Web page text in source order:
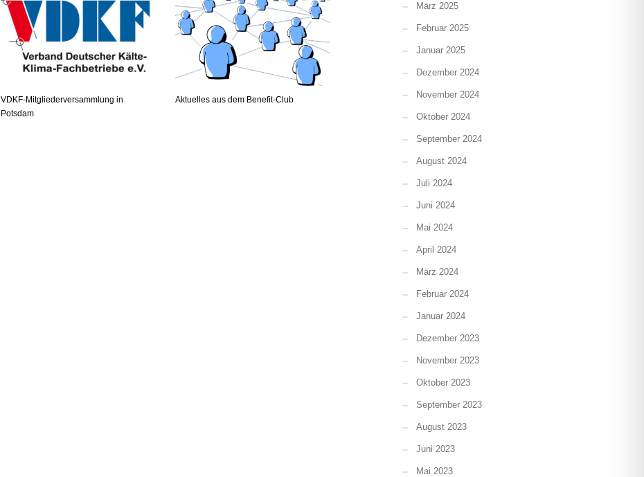
VDKF-Mitgliederversammlung in
Potsdam
Aktuelles aus dem Benefit-Club
März 2025
Februar 2025
Januar 2025
Dezember 2024
November 2024
Oktober 2024
September 2024
August 2024
Juli 2024
Juni 2024
Mai 2024
April 2024
März 2024
Februar 2024
Januar 2024
Dezember 2023
November 2023
Oktober 2023
September 2023
August 2023
Juni 2023
Mai 2023